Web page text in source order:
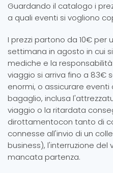
Guardando il catalogo i
a quali eventi si vogliono
I prezzi partono da 10€ per
settimana in agosto in cui
mediche e la
viaggio si arriva fino a 83€
enormi, o assicurare
bagaglio, inclusa
viaggio o la ritardata
dirottamentocon tanto di
connesse all'invio di un
business), l'interruzione del
mancata partenza.